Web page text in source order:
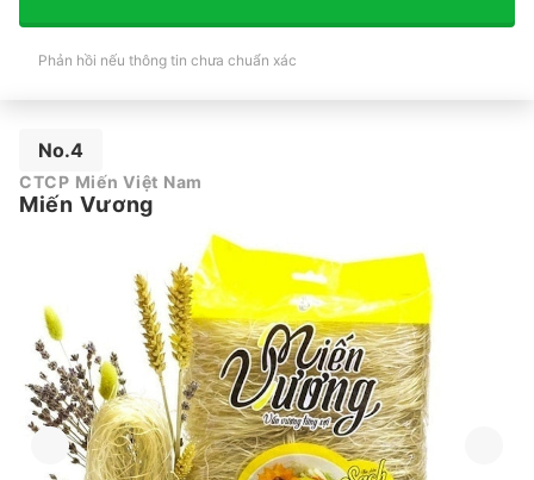
Phản hồi nếu thông tin chưa chuẩn xác
No.4
CTCP Miến Việt Nam
Miến Vương